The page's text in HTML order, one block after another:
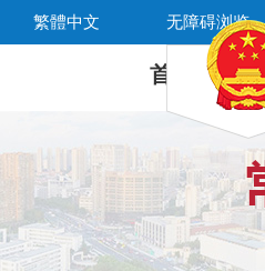
繁體中文 无障碍浏览
首 页